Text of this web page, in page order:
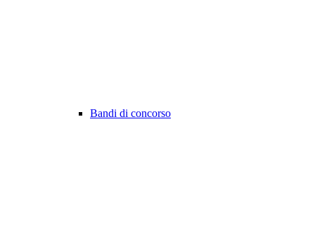
Bandi di concorso